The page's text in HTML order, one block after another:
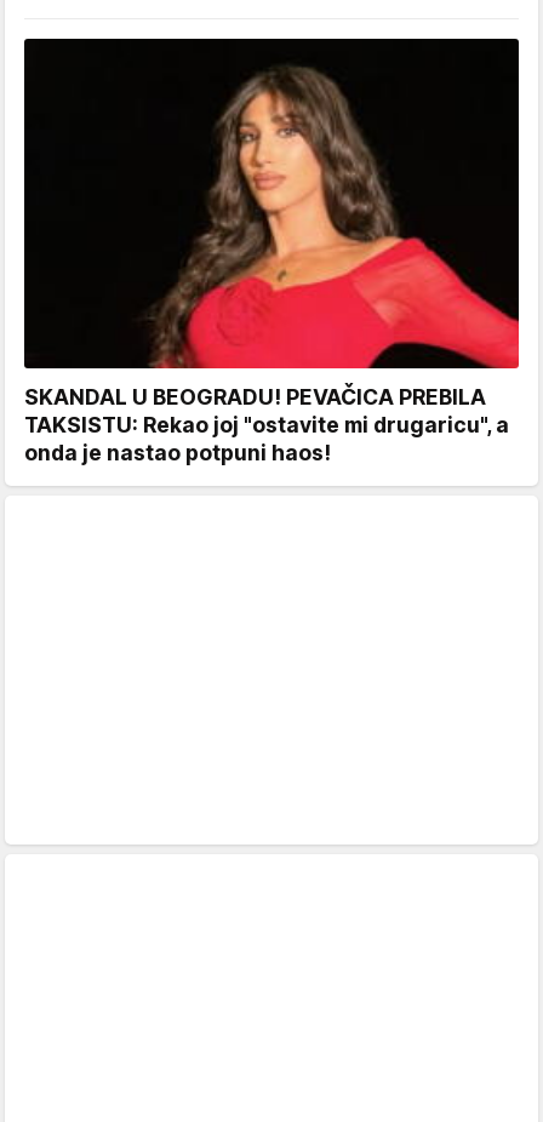
SKANDAL U BEOGRADU! PEVAČICA PREBILA
TAKSISTU: Rekao joj "ostavite mi drugaricu", a
onda je nastao potpuni haos!